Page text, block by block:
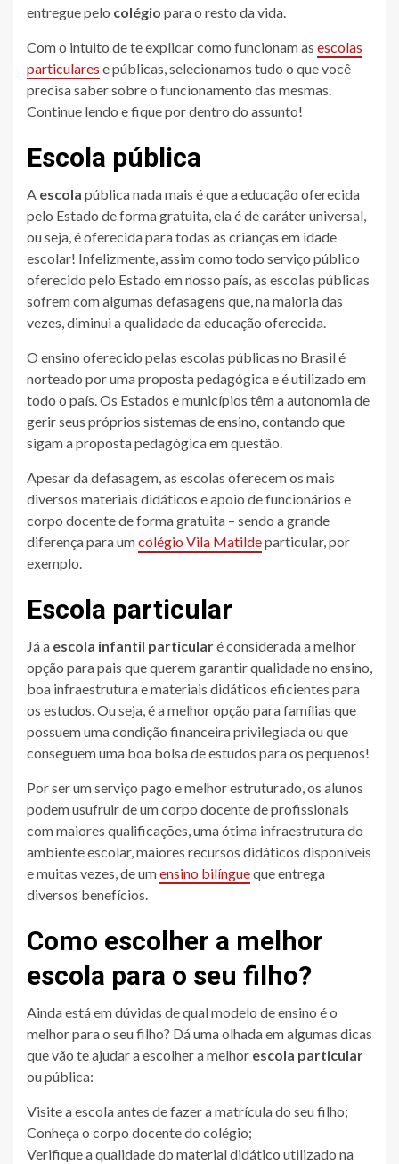
entregue pelo colégio para o resto da vida.
Com o intuito de te explicar como funcionam as escolas
particulares e públicas, selecionamos tudo o que você
precisa saber sobre o funcionamento das mesmas.
Continue lendo e fique por dentro do assunto!
Escola pública
A escola pública nada mais é que a educação oferecida
pelo Estado de forma gratuita, ela é de caráter universal,
ou seja, é oferecida para todas as crianças em idade
escolar! Infelizmente, assim como todo serviço público
oferecido pelo Estado em nosso país, as escolas públicas
sofrem com algumas defasagens que, na maioria das
vezes, diminui a qualidade da educação oferecida.
O ensino oferecido pelas escolas públicas no Brasil é
norteado por uma proposta pedagógica e é utilizado em
todo o país. Os Estados e municípios têm a autonomia de
gerir seus próprios sistemas de ensino, contando que
sigam a proposta pedagógica em questão.
Apesar da defasagem, as escolas oferecem os mais
diversos materiais didáticos e apoio de funcionários e
corpo docente de forma gratuita – sendo a grande
diferença para umcolégio Vila Matildeparticular, por
exemplo.
Escola particular
Já a escola infantil particularé considerada a melhor
opção para pais que querem garantir qualidade no ensino,
boa infraestrutura e materiais didáticos eficientes para
os estudos. Ou seja, é a melhor opção para famílias que
possuem uma condição financeira privilegiada ou que
conseguem uma boa bolsa de estudos para os pequenos!
Por ser um serviço pago e melhor estruturado, os alunos
podem usufruir de um corpo docente de profissionais
com maiores qualificações, uma ótima infraestrutura do
ambiente escolar, maiores recursos didáticos disponíveis
e muitas vezes, de umensino bilíngueque entrega
diversos benefícios.
Como escolher a melhor
escola para o seu filho?
Ainda está em dúvidas de qual modelo de ensino é o
melhor para o seu filho? Dá uma olhada em algumas dicas
que vão te ajudar a escolher a melhor escola particular
ou pública:
Visite a escola antes de fazer a matrícula do seu filho;
Conheça o corpo docente do colégio;
Verifique a qualidade do material didático utilizado na